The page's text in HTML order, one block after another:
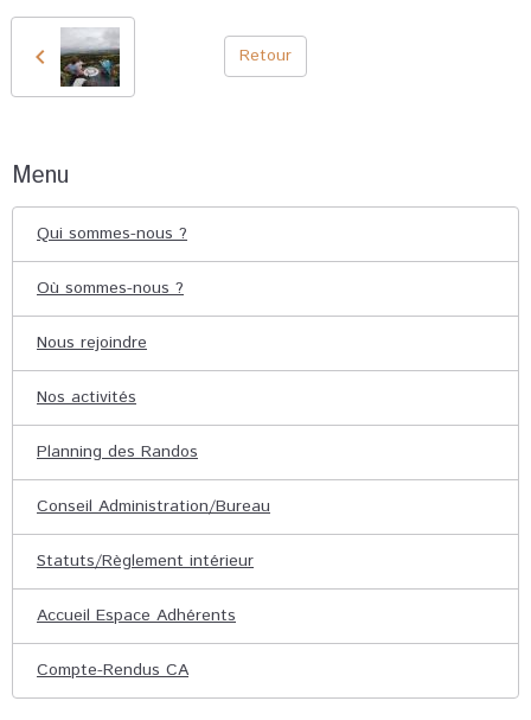
Retour
Menu
Qui sommes-nous ?
Où sommes-nous ?
Nous rejoindre
Nos activités
Planning des Randos
Conseil Administration/Bureau
Statuts/Règlement intérieur
Accueil Espace Adhérents
Compte-Rendus CA